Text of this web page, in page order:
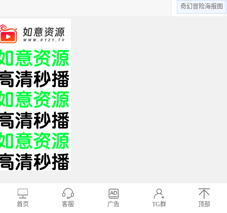
奇幻冒险海报图
关于我们 免责申明
Copyright © 2019 影视站长圈 www.yszzq.com 版权所有
首页 客服 广告 TG群 顶部